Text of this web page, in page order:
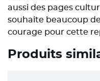
aussi des pages
souhaite beaucoup
courage pour cette
Produits